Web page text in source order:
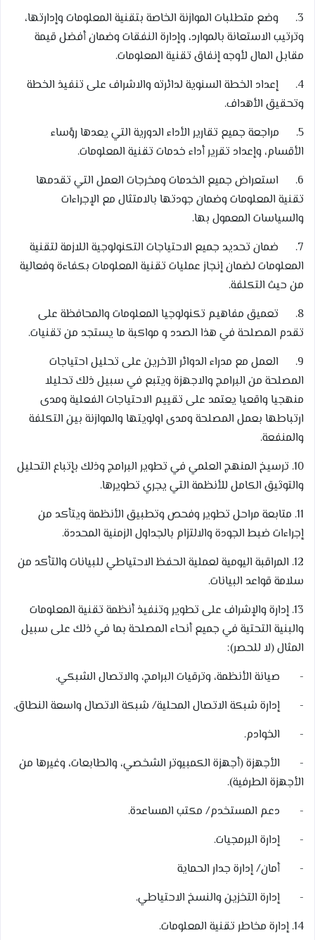
3. وضع متطلبات الموازنة الخاصة بتقنية المعلومات وإدارتها،
وترتيب الاستعانة بالموارد، وإدارة النفقات وضمان أفضل قيمة
مقابل المال لأوجه إنفاق تقنية المعلومات.
4. إعداد الخطة السنوية لدائرته والاشراف على تنفيذ الخطة
وتحقيق الأهداف.
5. مراجعة جميع تقارير الأداء الدورية التي يعدها رؤساء
الأقسام، وإعداد تقرير أداء خدمات تقنية المعلومات.
6. استعراض جميع الخدمات ومخرجات العمل التي تقدمها
تقنية المعلومات وضمان جودتها بالامتثال مع الإجراءات
والسياسات المعمول بها.
7. ضمان تحديد جميع الاحتياجات التكنولوجية اللازمة لتقنية
المعلومات لضمان إنجاز عمليات تقنية المعلومات بكفاءة وفعالية
من حيث التكلفة.
8. تعميق مفاهيم تكنولوجيا المعلومات والمحافظة على
تقدم المصلحة في هذا الصدد و مواكبة ما يستجد من تقنيات.
9. العمل مع مدراء الدوائر الآخرين على تحليل احتياجات
المصلحة من البرامج والاجهزة ويتبع في سبيل ذلك تحليلا
منهجيا واقعيا يعتمد على تقييم الاحتياجات الفعلية ومدى
ارتباطها بعمل المصلحة ومدى اولويتها والموازنة بين التكلفة
والمنفعة.
10. ترسيخ المنهج العلمي في تطوير البرامج وذلك بإتباع التحليل
والتوثيق الكامل للأنظمة التي يجري تطويرها.
11. متابعة مراحل تطوير وفحص وتطبيق الأنظمة ويتأكد من
إجراءات ضبط الجودة والالتزام بالجداول الزمنية المحددة.
12. المراقبة اليومية لعملية الحفظ الاحتياطي للبيانات والتأكد من
سلامة قواعد البيانات.
13. إدارة والإشراف على تطوير وتنفيذ أنظمة تقنية المعلومات
والبنية التحتية في جميع أنحاء المصلحة بما في ذلك على سبيل
المثال (لا للحصر):
- صيانة الأنظمة، وترقيات البرامج، والاتصال الشبكي.
- إدارة شبكة الاتصال المحلية/ شبكة الاتصال واسعة النطاق.
- الخوادم.
- الأجهزة (أجهزة الكمبيوتر الشخصي، والطابعات، وغيرها من
الأجهزة الطرفية).
- دعم المستخدم/ مكتب المساعدة.
- إدارة البرمجيات.
- أمان/ إدارة جدار الحماية
- إدارة التخزين والنسخ الاحتياطي.
14. إدارة مخاطر تقنية المعلومات.